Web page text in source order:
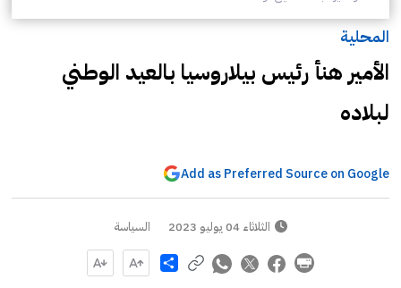
المحلية
الأمير هنأ رئيس بيلاروسيا بالعيد الوطني
لبلاده
Add as Preferred Source on Google
الثلاثاء 04 يوليو 2023 السياسة
Share